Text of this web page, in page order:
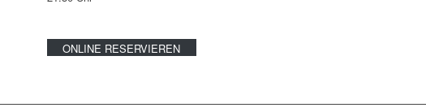
ONLINE RESERVIEREN